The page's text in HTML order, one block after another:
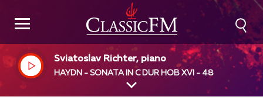
Sviatoslav Richter, piano
HAYDN - SONATA IN C DUR HOB XVI - 48